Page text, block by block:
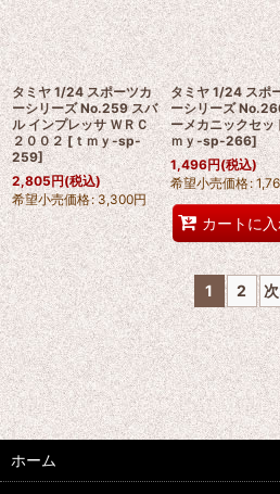
タミヤ 1/24 スポーツカ
ーシリーズ No.259 スバ
ル インプレッサ ＷＲＣ
２００２ [ｔｍｙ-sp-
259]
2,805円(税込)
希望小売価格: 3,300円
タミヤ 1/24 スポ
ーシリーズ
ーメカニックセッ
ｍｙ-sp-266]
1,496円(税込)
希望小売価格:
カートに
1 2 次
ホーム